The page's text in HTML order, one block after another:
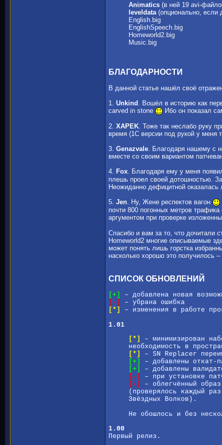
Animatics (в ней 19 avi-
leveldata (опционально, если
English.big
EnglishSpeech.big
Homeworld2.big
Music.big
БЛАГОДАРНОСТИ
В данной статье нашёл своё
1. Unkind . Вошёл в историю как
carved in stone
Ибо он показал
2. XAPEK. Тоже так неслабо руку
время (1С версии под рукой у меня
3. Genazvale. Благодаря нашему с
вместе со своим вариантом
4. Fox. Благодаря ему у меня
плешь проел своей дотошностью.
Неожиданно дефицитной оказалась
5. Jen. Ну, Жене респектов вагон
почти 800 погонных метров
аргументом при проверке
Спасибо и вам за то, что дочитали
Homeworld2 многие описываемые
может понять лишь горстка
насколько хорошо это получилось
СПИСОК ОБНОВЛЕНИЙ
[+]
– добавлена новая
[-]
– убрана ошибка
[*]
– изменения в работе
1.01
[*]
– минимизирован
необходимость в
[*]
– SN Replacer
[+]
– добавлены откат-
[+]
– добавлены
[-]
– при установке
[-]
– облегчённый
(проверялось каждый
Звёздных Волков).
Не обошлось и без
1.00
Первый релиз.